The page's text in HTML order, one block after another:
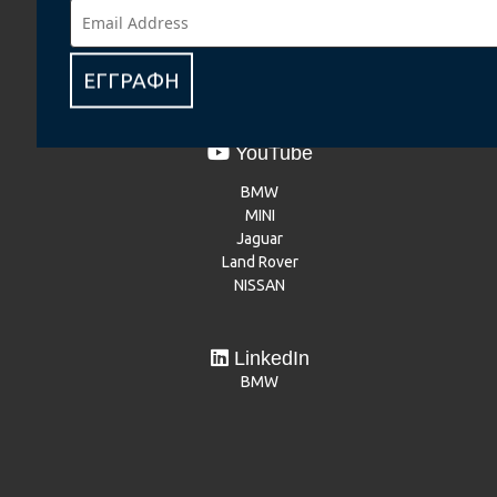
ΕΓΓΡΑΦΗ
Dacia
YouTube
BMW
MINI
Jaguar
Land Rover
NISSAN
LinkedIn
BMW